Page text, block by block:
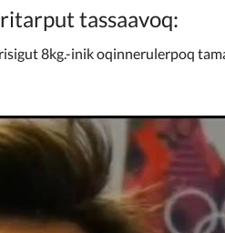
tassaavoq:
8kg.-inik oqinnerulerpoq